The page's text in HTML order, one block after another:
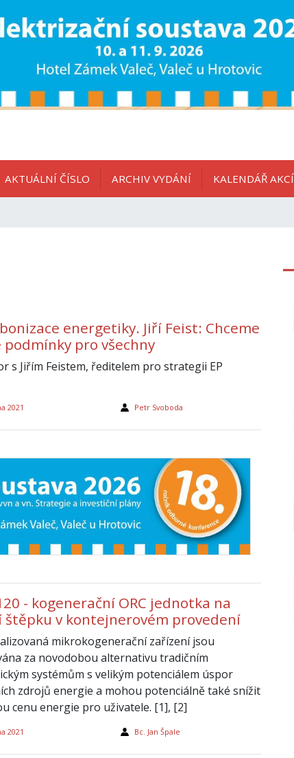
AKTUÁLNÍ ČÍSLO ARCHIV VYDÁNÍ KALENDÁŘ AKCÍ
energetiky. Jiří Feist: Chceme
pro všechny
s Jiřím Feistem, ředitelem pro strategii EP
2021 Petr Svoboda
- kogenerační ORC jednotka na
štěpku v kontejnerovém provedení
mikrokogenerační zařízení jsou
za novodobou alternativu tradičním
systémům s velikým potenciálem úspor
zdrojů energie a mohou potenciálně také snížit
cenu energie pro uživatele. [1], [2]
2021 Bc. Jan Špale